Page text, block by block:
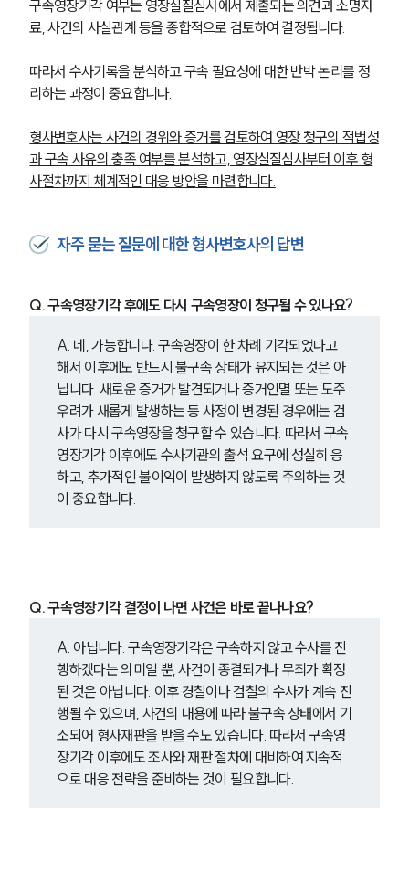
형사전문변호사
소식/자료
언론보도
공지사항
법률 블로그
법률서식
구속영장기각 여부는 영장실질심사에서 제출되는 의견과 소명자
료, 사건의 사실관계 등을 종합적으로 검토하여 결정됩니다.
따라서 수사기록을 분석하고 구속 필요성에 대한 반박 논리를 정
리하는 과정이 중요합니다.
형사변호사는 사건의 경위와 증거를 검토하여 영장 청구의 적법성
과 구속 사유의 충족 여부를 분석하고, 영장실질심사부터 이후 형
사절차까지 체계적인 대응 방안을 마련합니다.
자주 묻는 질문에 대한 형사변호사의 답변
Q. 구속영장기각 후에도 다시 구속영장이 청구될 수 있나요?
A. 네, 가능합니다. 구속영장이 한 차례 기각되었다고
해서 이후에도 반드시 불구속 상태가 유지되는 것은 아
닙니다. 새로운 증거가 발견되거나 증거인멸 또는 도주
우려가 새롭게 발생하는 등 사정이 변경된 경우에는 검
사가 다시 구속영장을 청구할 수 있습니다. 따라서 구속
영장기각 이후에도 수사기관의 출석 요구에 성실히 응
하고, 추가적인 불이익이 발생하지 않도록 주의하는 것
이 중요합니다.
Q. 구속영장기각 결정이 나면 사건은 바로 끝나나요?
A. 아닙니다. 구속영장기각은 구속하지 않고 수사를 진
행하겠다는 의미일 뿐, 사건이 종결되거나 무죄가 확정
된 것은 아닙니다. 이후 경찰이나 검찰의 수사가 계속 진
행될 수 있으며, 사건의 내용에 따라 불구속 상태에서 기
소되어 형사재판을 받을 수도 있습니다. 따라서 구속영
장기각 이후에도 조사와 재판 절차에 대비하여 지속적
으로 대응 전략을 준비하는 것이 필요합니다.